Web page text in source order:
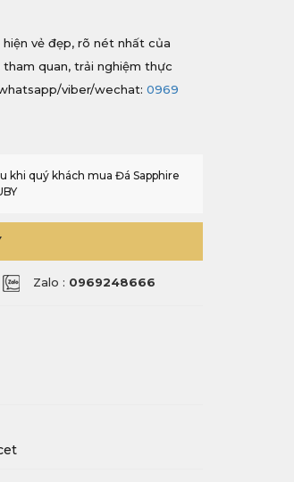
vẻ đẹp, rõ nét nhất của
quan, trải nghiệm thực
viber/wechat: 0969
khi quý khách mua Đá Sapphire
Zalo : 0969248666